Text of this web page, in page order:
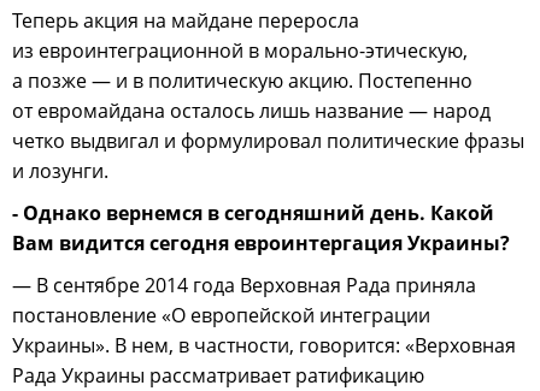
Теперь акция на майдане переросла
из евроинтеграционной в морально-этическую,
а позже — и в политическую акцию. Постепенно
от евромайдана осталось лишь название — народ
четко выдвигал и формулировал политические фразы
и лозунги.
- Однако вернемся в сегодняшний день. Какой
Вам видится сегодня евроинтергация Украины?
— В сентябре 2014 года Верховная Рада приняла
постановление «О европейской интеграции
Украины». В нем, в частности, говорится: «Верховная
Рада Украины рассматривает ратификацию